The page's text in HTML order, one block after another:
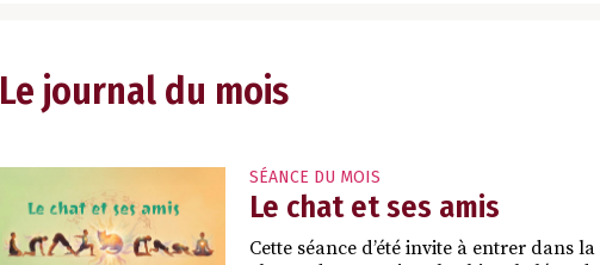
Le journal du mois
SÉANCE DU MOIS
Le chat et ses amis
Cette séance d’été invite à entrer dans